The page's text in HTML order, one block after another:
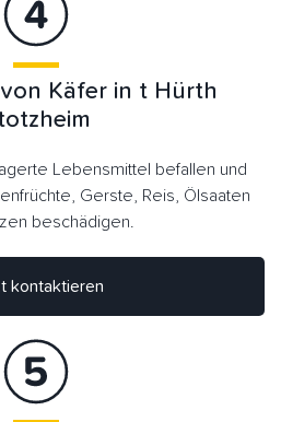
kontaktieren
Käfer in t Hürth
Lebensmittel befallen und
Gerste, Reis, Ölsaaten
beschädigen.